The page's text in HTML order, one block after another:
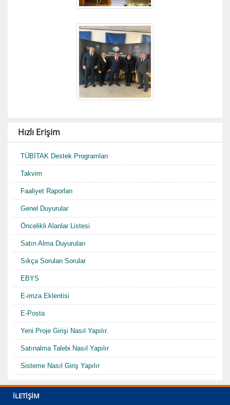
Hızlı Erişim
TÜBİTAK Destek Programları
Takvim
Faaliyet Raporları
Genel Duyurular
Öncelikli Alanlar Listesi
Satın Alma Duyuruları
Sıkça Sorulan Sorular
EBYS
E-imza Eklentisi
E-Posta
Yeni Proje Girişi Nasıl Yapılır.
Satınalma Talebi Nasıl Yapılır
Sisteme Nasıl Giriş Yapılır
Kurumsal Bilgiler
Görüş Bildir
İLETIŞIM